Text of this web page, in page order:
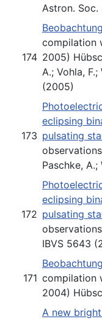
Astron.
174
compilation
2005)
A.; Vohla,
(2005)
173
eclipsing
pulsating
Paschke, A.;
172
eclipsing
pulsating
IBVS 5643
171 compilation
2004)
A new